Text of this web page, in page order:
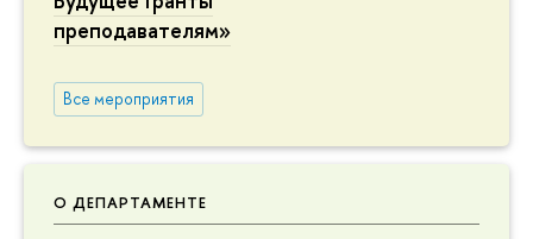
преподавателям»
Все мероприятия
О ДЕПАРТАМЕНТЕ